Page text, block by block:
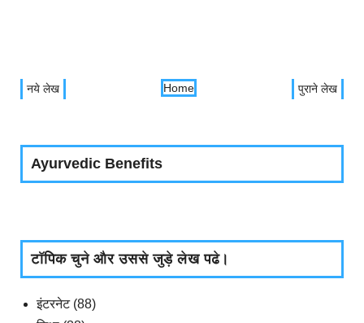
नये लेख पुराने लेख
Home
Ayurvedic Benefits
टॉपिक चुने और उससे जुड़े लेख पढे।
इंटरनेट (88)